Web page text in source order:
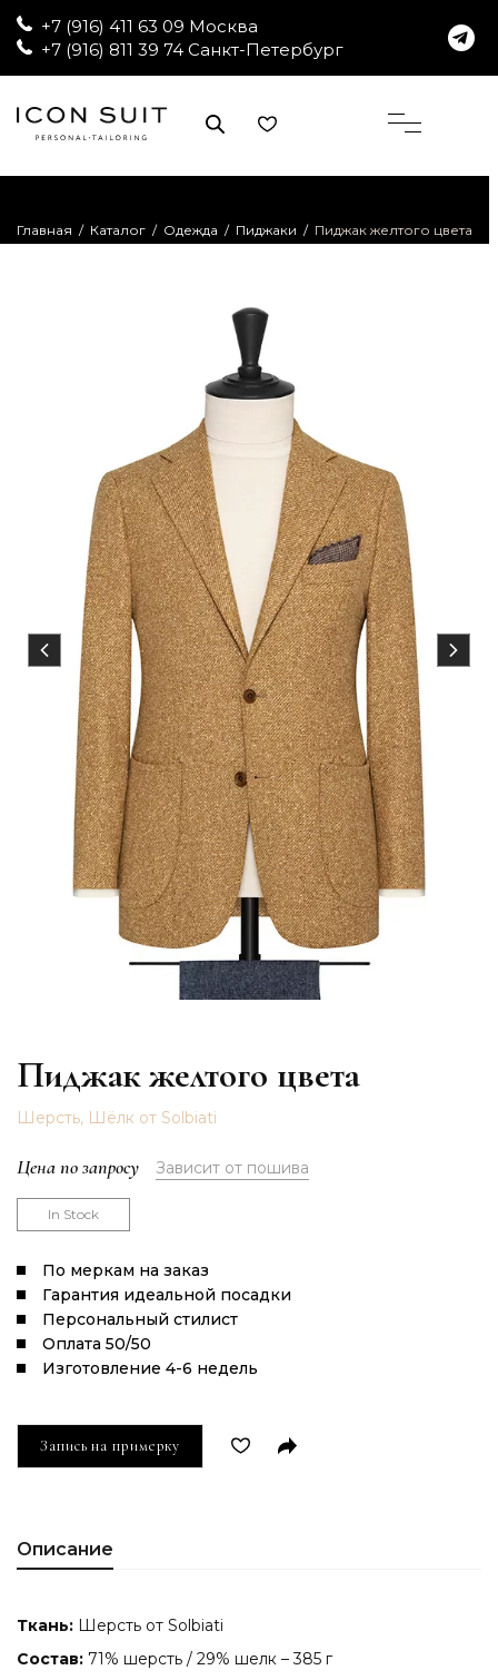
+7 (916) 411 63 09 Москва
+7 (916) 811 39 74 Санкт-Петербург
Главная / Каталог / Одежда / Пиджаки / Пиджак желтого цвета
Пиджак желтого цвета
Шерсть, Шёлк от Solbiati
Цена по запросу Зависит от пошива
In Stock
По меркам на заказ
Гарантия идеальной посадки
Персональный стилист
Оплата 50/50
Изготовление 4-6 недель
Запись на примерку
Описание
Ткань: Шерсть от Solbiati
Состав: 71% шерсть / 29% шелк – 385 г